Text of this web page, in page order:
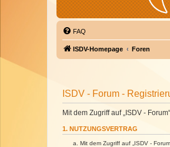
FAQ
ISDV-Homepage Foren
ISDV - Forum -
Mit dem Zugriff auf „ISDV -
1. NUTZUNGSVERTRAG
Mit dem Zugriff auf „ISDV -